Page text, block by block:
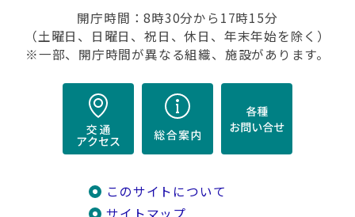
開庁時間：8時30分から17時15分
（土曜日、日曜日、祝日、休日、年末年始を除く）
※一部、開庁時間が異なる組織、施設があります。
このサイトについて